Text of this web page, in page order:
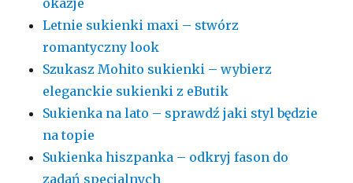
Letnie sukienki maxi – stwórz
romantyczny look
Szukasz Mohito sukienki – wybierz
eleganckie sukienki z eButik
Sukienka na lato – sprawdź jaki styl będzie
na topie
Sukienka hiszpanka – odkryj fason do
zadań specjalnych